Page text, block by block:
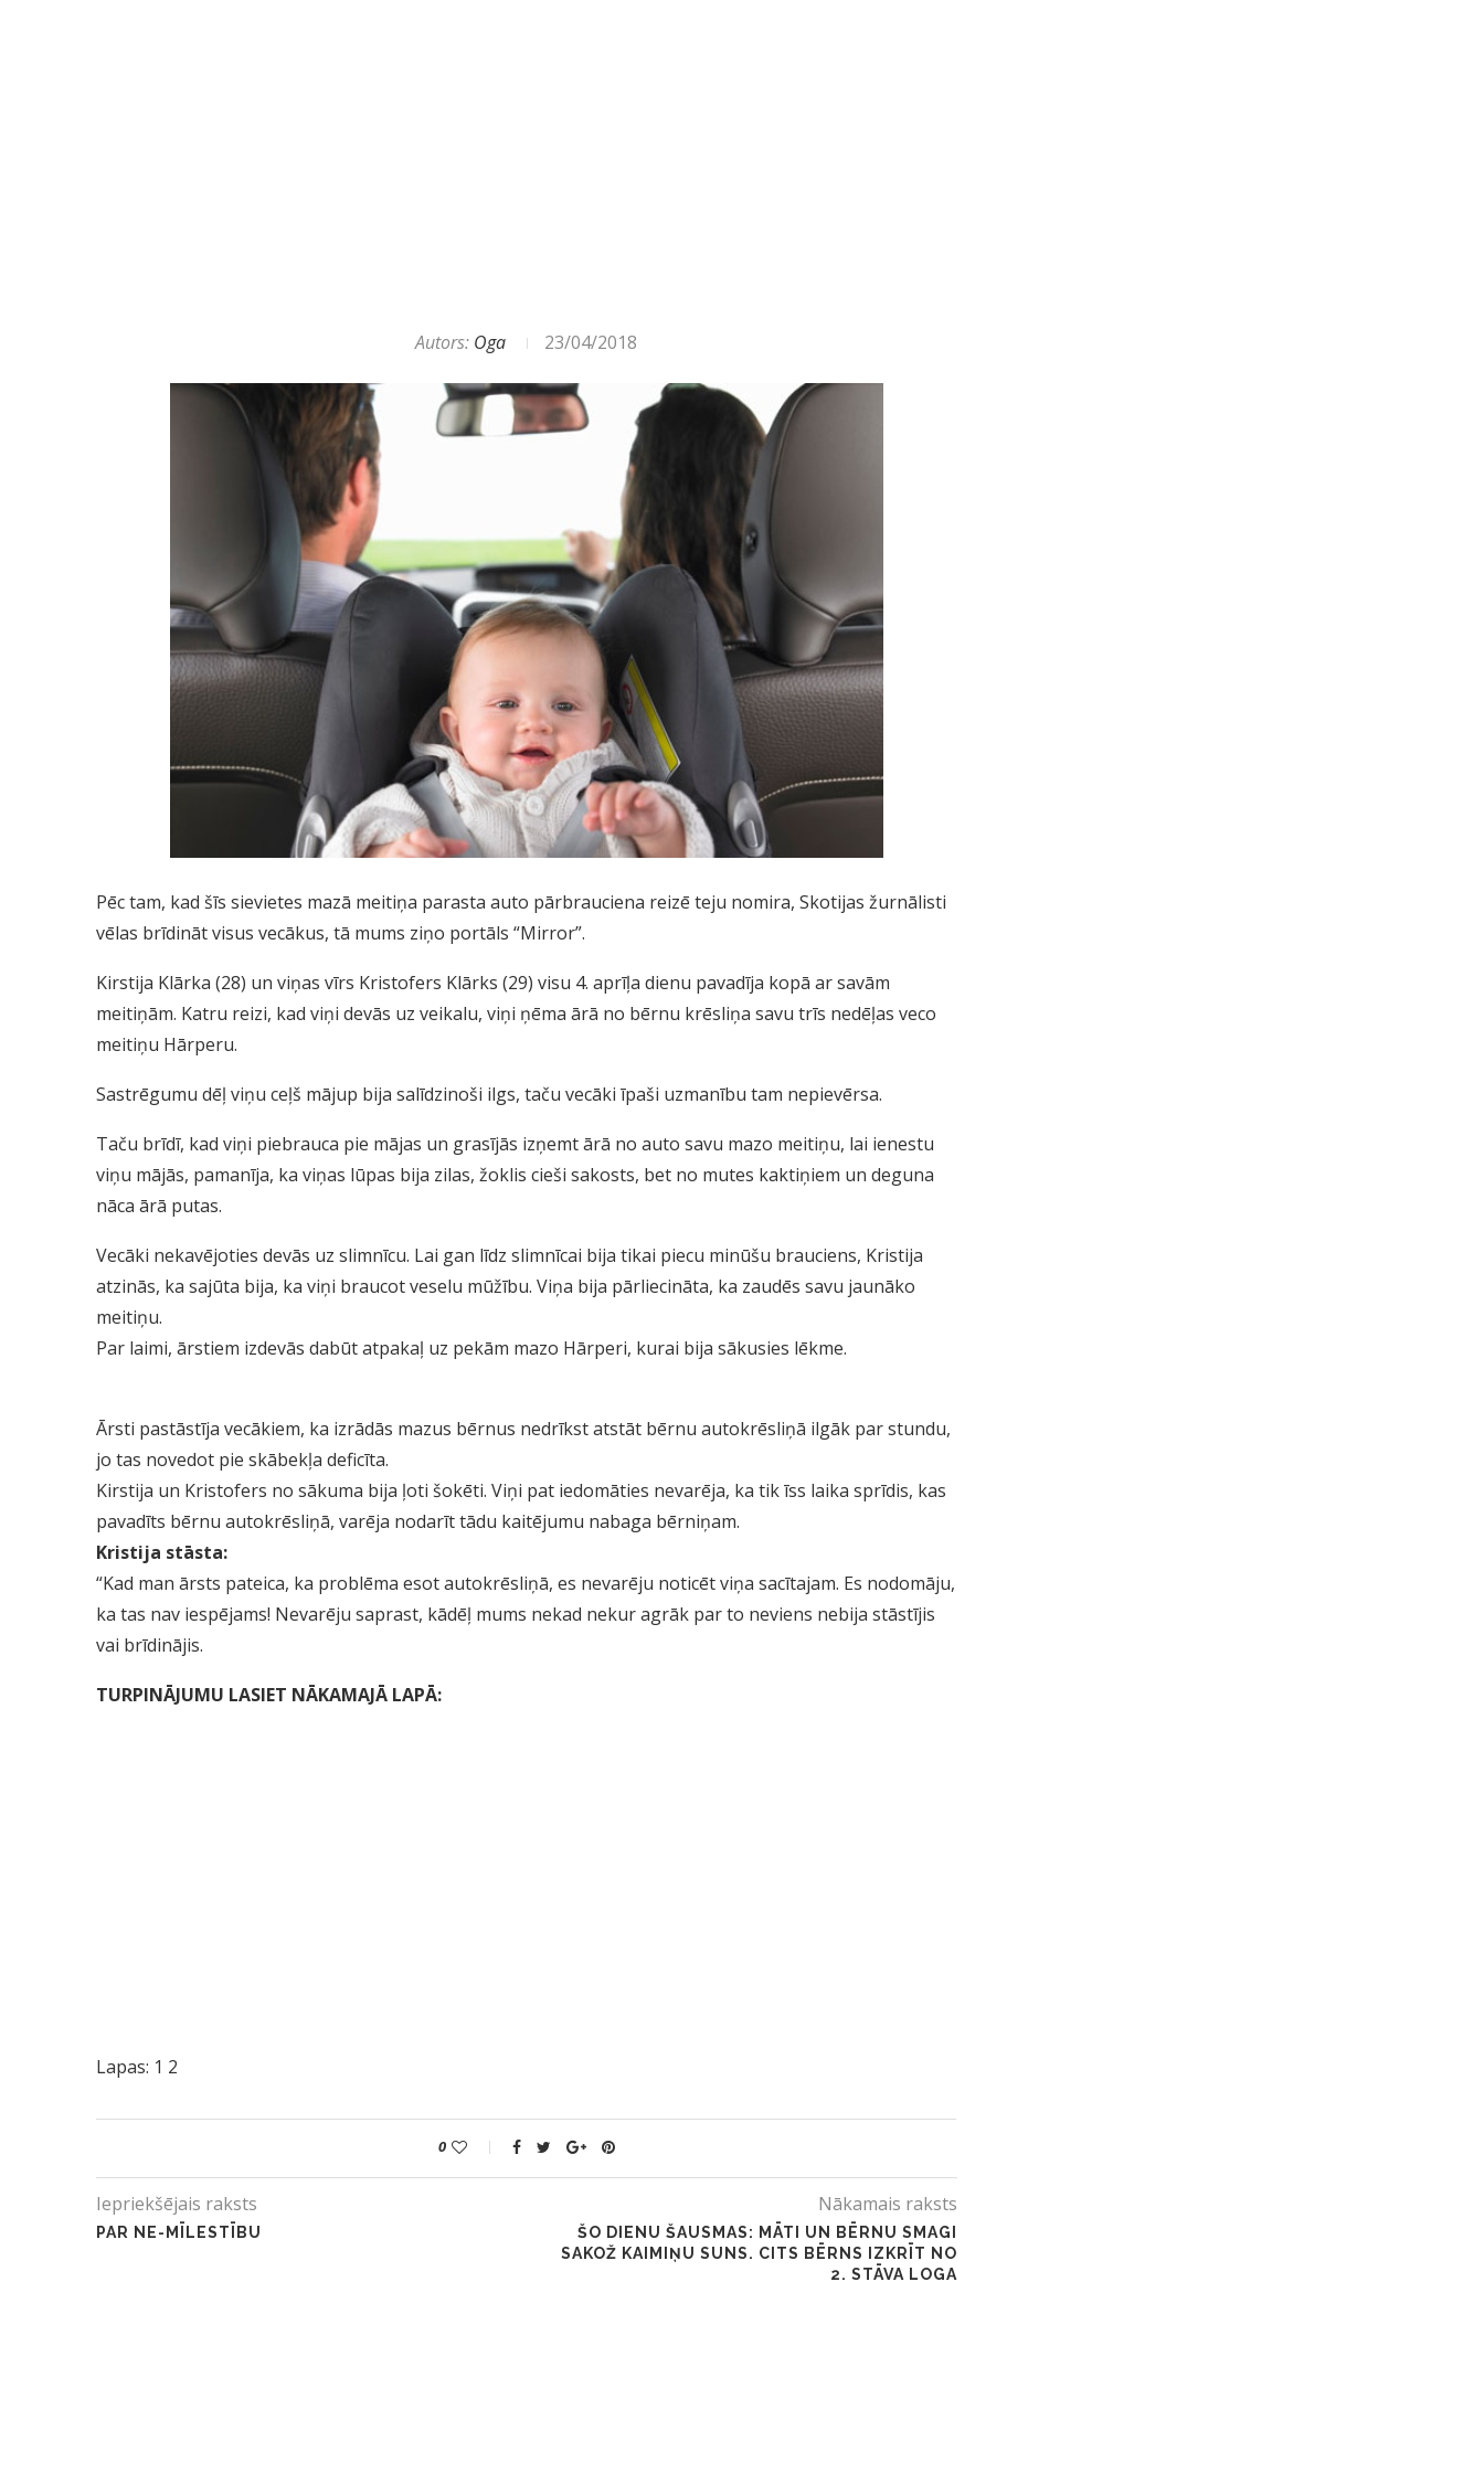
Autors: Oga 23/04/2018
Pēc tam, kad šīs sievietes mazā meitiņa parasta auto pārbrauciena reizē teju nomira, Skotijas žurnālisti
vēlas brīdināt visus vecākus, tā mums ziņo portāls “Mirror”.
Kirstija Klārka (28) un viņas vīrs Kristofers Klārks (29) visu 4. aprīļa dienu pavadīja kopā ar savām
meitiņām. Katru reizi, kad viņi devās uz veikalu, viņi ņēma ārā no bērnu krēsliņa savu trīs nedēļas veco
meitiņu Hārperu.
Sastrēgumu dēļ viņu ceļš mājup bija salīdzinoši ilgs, taču vecāki īpaši uzmanību tam nepievērsa.
Taču brīdī, kad viņi piebrauca pie mājas un grasījās izņemt ārā no auto savu mazo meitiņu, lai ienestu
viņu mājās, pamanīja, ka viņas lūpas bija zilas, žoklis cieši sakosts, bet no mutes kaktiņiem un deguna
nāca ārā putas.
Vecāki nekavējoties devās uz slimnīcu. Lai gan līdz slimnīcai bija tikai piecu minūšu brauciens, Kristija
atzinās, ka sajūta bija, ka viņi braucot veselu mūžību. Viņa bija pārliecināta, ka zaudēs savu jaunāko
meitiņu.
Par laimi, ārstiem izdevās dabūt atpakaļ uz pekām mazo Hārperi, kurai bija sākusies lēkme.
Ārsti pastāstīja vecākiem, ka izrādās mazus bērnus nedrīkst atstāt bērnu autokrēsliņā ilgāk par stundu,
jo tas novedot pie skābekļa deficīta.
Kirstija un Kristofers no sākuma bija ļoti šokēti. Viņi pat iedomāties nevarēja, ka tik īss laika sprīdis, kas
pavadīts bērnu autokrēsliņā, varēja nodarīt tādu kaitējumu nabaga bērniņam.
Kristija stāsta:
“Kad man ārsts pateica, ka problēma esot autokrēsliņā, es nevarēju noticēt viņa sacītajam. Es nodomāju,
ka tas nav iespējams! Nevarēju saprast, kādēļ mums nekad nekur agrāk par to neviens nebija stāstījis
vai brīdinājis.
TURPINĀJUMU LASIET NĀKAMAJĀ LAPĀ:
Lapas: 1 2
0
Iepriekšējais raksts
PAR NE-MĪLESTĪBU
Nākamais raksts
ŠO DIENU ŠAUSMAS: MĀTI UN BĒRNU SMAGI
SAKOŽ KAIMIŅU SUNS. CITS BĒRNS IZKRĪT NO
2. STĀVA LOGA